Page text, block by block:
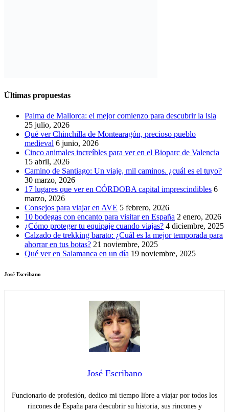
Últimas propuestas
Palma de Mallorca: el mejor comienzo para descubrir la isla
25 julio, 2026
Qué ver Chinchilla de Montearagón, precioso pueblo
medieval 6 junio, 2026
Cinco animales increíbles para ver en el Bioparc de Valencia
15 abril, 2026
Camino de Santiago: Un viaje, mil caminos. ¿cuál es el tuyo?
30 marzo, 2026
17 lugares que ver en CÓRDOBA capital imprescindibles 6
marzo, 2026
Consejos para viajar en AVE 5 febrero, 2026
10 bodegas con encanto para visitar en España 2 enero, 2026
¿Cómo proteger tu equipaje cuando viajas? 4 diciembre, 2025
Calzado de trekking barato: ¿Cuál es la mejor temporada para
ahorrar en tus botas? 21 noviembre, 2025
Qué ver en Salamanca en un día 19 noviembre, 2025
José Escribano
José Escribano
Funcionario de profesión, dedico mi tiempo libre a viajar por todos los
rincones de España para descubrir su historia, sus rincones y